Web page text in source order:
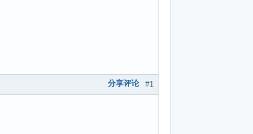
#1
分享评论